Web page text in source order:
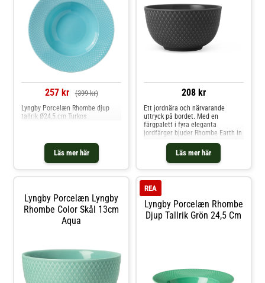
257 kr (399 kr)
Läs mer här
Lyngby Porcelæn Rhombe djup
tallrik Ø24,5 cm Turkos
208 kr
Läs mer här
Ett jordnära och närvarande
uttryck på bordet. Med en
färgpalett i fyra eleganta
jordfärger bjuder Rhombe Earth in
vid måltiden, dem vi äter med och
lägga märke till skönheten i
servisen. Seriens minsta skål på
färgen Slate som prec
Lyngby Porcelæn Lyngby
Rhombe Color Skål 13cm
Aqua
Lyngby Porcelæn Rhombe
Djup Tallrik Grön 24,5 Cm
REA